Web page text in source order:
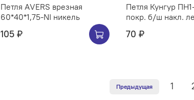
Петля АVERS врезная
60*40*1,75-NI никель
105 ₽
Петля Кунгур
покр. б/ш накл.
70 ₽
Предыдущая 1